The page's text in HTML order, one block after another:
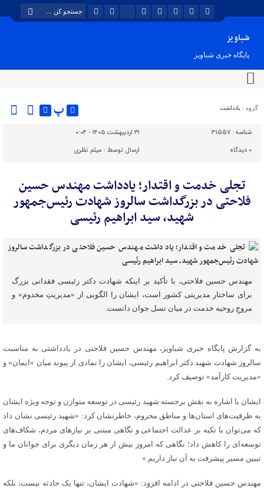
شباویز
پایگاه خبری شباویز
گروه : یادداشت پ
شناسه : 31557
۳۱ اردیبهشت ۱۴۰۵ - ۰:۰۴
۰ دیدگاه ارسال توسط : میثم نظری
تجلی خدمت و اقتدار؛ یادداشت مهندس حسین
فلاحتی در بزرگداشت سالروز شهادت رئیس‌جمهور
شهید، سید ابراهیم رئیسی
مهندس حسین فلاحتی، با تأکید بر اینکه شهادت دکتر رئیسی فقدانی بزرگ
برای ساختار مدیریتی کشور است، ایشان را الگویی از «مدیریتِ مخدوم» و
مروجِ روحیه خدمت در میان نسل جوان دانست.
به گزارش پایگاه خبری شباویز، مهندس حسین فلاحتی در یادداشتی به مناسبت
سالروز شهادت شهید دکتر ابراهیم رئیسی، ایشان را نمادی از پیوند میان «ایمان» و
«مدیریت کارآمد» توصیف کرد.
ایشان با اشاره به نقش برجسته شهید رئیسی در توسعه متوازن و توجه ویژه ایشان
به ظرفیت‌های استان‌ها و مناطق محروم، خاطرنشان کرد: «شهید رئیسی نشان داد
که می‌توان با تکیه بر عدالت اجتماعی و نگاهی مبتنی بر نیازهای مردم، شکاف‌های
توسعه‌ای را کاهش داد؛ نگاهی که امروز بیش از هر زمان دیگری برای جوانان ما و
تبیین مسیر پیشرفت به آن نیاز داریم.»
مهندس حسین فلاحتی در ادامه افزود: «شهادت ایشان، تنها یک حادثه نیست، بلکه